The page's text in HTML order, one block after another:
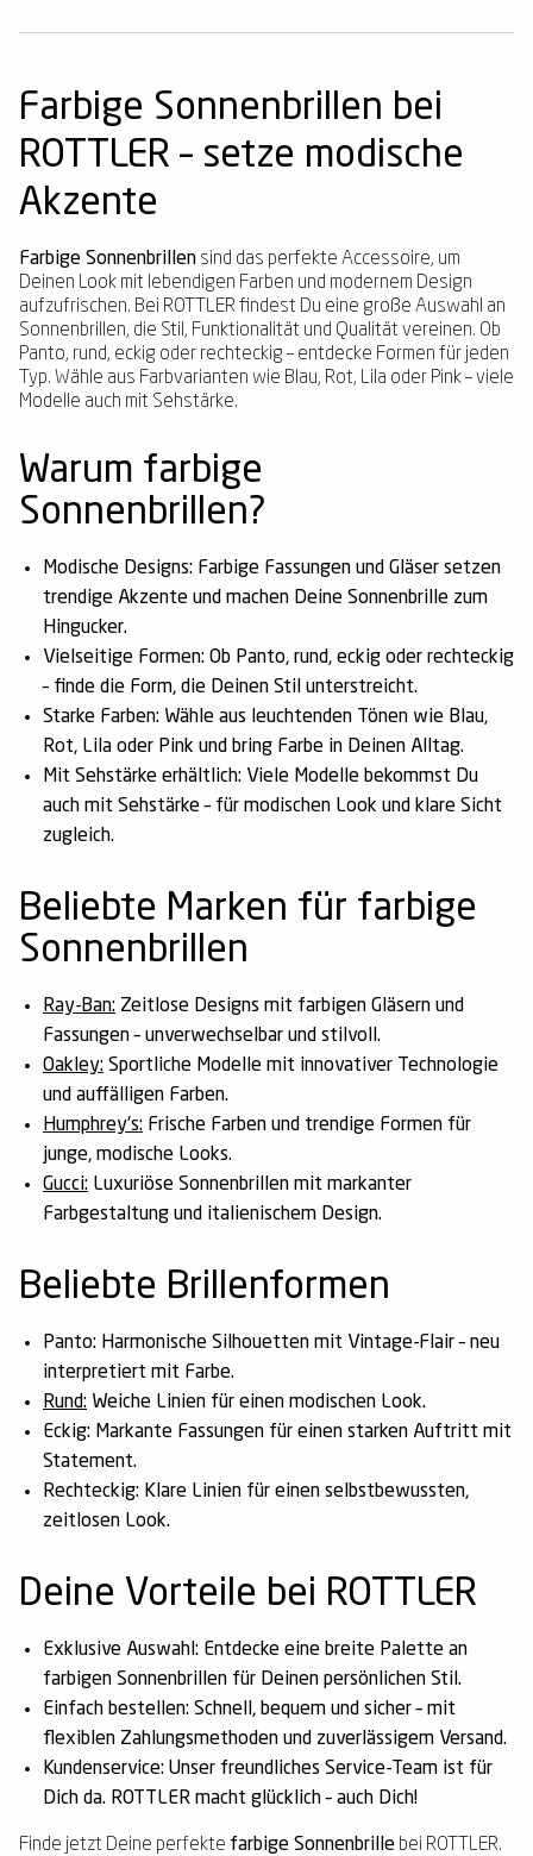
Farbige Sonnenbrillen bei
ROTTLER – setze modische
Akzente
Farbige Sonnenbrillen sind das perfekte Accessoire, um
Deinen Look mit lebendigen Farben und modernem Design
aufzufrischen. Bei ROTTLER findest Du eine große Auswahl an
Sonnenbrillen, die Stil, Funktionalität und Qualität vereinen. Ob
Panto, rund, eckig oder rechteckig – entdecke Formen für jeden
Typ. Wähle aus Farbvarianten wie Blau, Rot, Lila oder Pink – viele
Modelle auch mit Sehstärke.
Warum farbige
Sonnenbrillen?
Modische Designs: Farbige Fassungen und Gläser setzen
trendige Akzente und machen Deine Sonnenbrille zum
Hingucker.
Vielseitige Formen: Ob Panto, rund, eckig oder rechteckig
– finde die Form, die Deinen Stil unterstreicht.
Starke Farben: Wähle aus leuchtenden Tönen wie Blau,
Rot, Lila oder Pink und bring Farbe in Deinen Alltag.
Mit Sehstärke erhältlich: Viele Modelle bekommst Du
auch mit Sehstärke – für modischen Look und klare Sicht
zugleich.
Beliebte Marken für farbige
Sonnenbrillen
Ray-Ban: Zeitlose Designs mit farbigen Gläsern und
Fassungen – unverwechselbar und stilvoll.
Oakley: Sportliche Modelle mit innovativer Technologie
und auffälligen Farben.
Humphrey's: Frische Farben und trendige Formen für
junge, modische Looks.
Gucci: Luxuriöse Sonnenbrillen mit markanter
Farbgestaltung und italienischem Design.
Beliebte Brillenformen
Panto: Harmonische Silhouetten mit Vintage-Flair – neu
interpretiert mit Farbe.
Rund: Weiche Linien für einen modischen Look.
Eckig: Markante Fassungen für einen starken Auftritt mit
Statement.
Rechteckig: Klare Linien für einen selbstbewussten,
zeitlosen Look.
Deine Vorteile bei ROTTLER
Exklusive Auswahl: Entdecke eine breite Palette an
farbigen Sonnenbrillen für Deinen persönlichen Stil.
Einfach bestellen: Schnell, bequem und sicher – mit
flexiblen Zahlungsmethoden und zuverlässigem Versand.
Kundenservice: Unser freundliches Service-Team ist für
Dich da. ROTTLER macht glücklich – auch Dich!
Finde jetzt Deine perfekte farbige Sonnenbrille bei ROTTLER.